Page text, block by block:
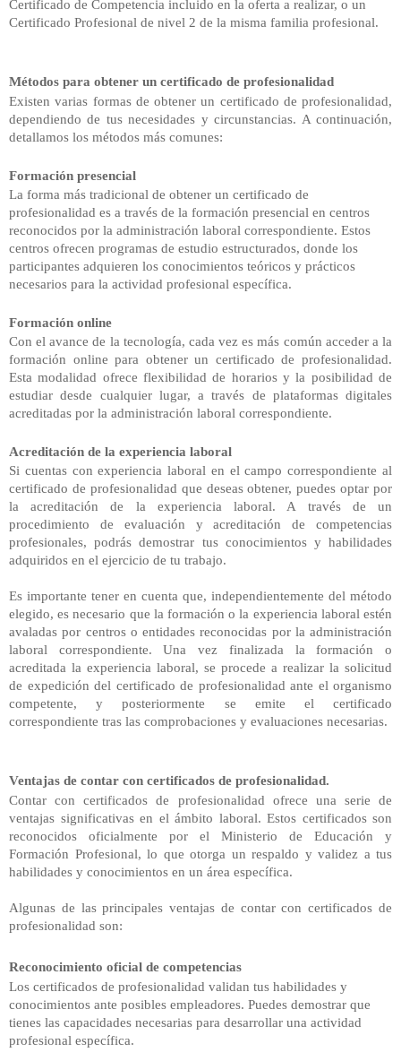
Certificado de Competencia incluido en la oferta a realizar, o un
Certificado Profesional de nivel 2 de la misma familia profesional.
Métodos para obtener un certificado de profesionalidad
Existen varias formas de obtener un certificado de profesionalidad,
dependiendo de tus necesidades y circunstancias. A continuación,
detallamos los métodos más comunes:
Formación presencial
La forma más tradicional de obtener un certificado de
profesionalidad es a través de la formación presencial en centros
reconocidos por la administración laboral correspondiente. Estos
centros ofrecen programas de estudio estructurados, donde los
participantes adquieren los conocimientos teóricos y prácticos
necesarios para la actividad profesional específica.
Formación online
Con el avancede la tecnología, cada vez es más común acceder a la
formación online para obtener un certificado de profesionalidad.
Esta modalidad ofrece flexibilidad de horarios y la posibilidad de
estudiar desde cualquier lugar, a través de plataformas digitales
acreditadas por la administración laboral correspondiente.
Acreditación de la experiencia laboral
Si cuentas conexperiencia laboral en el campo correspondiente al
certificado de profesionalidad que deseas obtener, puedes optar por
la acreditación de la experiencia laboral. A través de un
procedimiento de evaluación y acreditación de competencias
profesionales, podrás demostrar tus conocimientos y habilidades
adquiridos en el ejercicio de tu trabajo.
Es importante tener en cuenta que, independientemente del método
elegido, es necesario que la formación o la experiencia laboral estén
avaladas por centros o entidades reconocidas por la administración
laboral correspondiente. Una vez finalizada la formación o
acreditada la experiencia laboral, se procede a realizar la solicitud
de expedición del certificado de profesionalidad ante el organismo
competente, y posteriormente se emite el certificado
correspondiente tras las comprobaciones y evaluaciones necesarias.
Ventajas de contar con certificados de profesionalidad.
Contar con certificados de profesionalidad ofrece una serie de
ventajas significativas en el ámbito laboral. Estos certificados son
reconocidos oficialmente por el Ministerio de Educación y
Formación Profesional, lo que otorga un respaldo y validez a tus
habilidades y conocimientos en un área específica.
Algunas de las principales ventajas de contar con certificados de
profesionalidad son:
Reconocimiento oficial de competencias
Los certificados de profesionalidad validan tus habilidades y
conocimientos ante posibles empleadores. Puedes demostrar que
tienes las capacidades necesarias para desarrollar una actividad
profesional específica.